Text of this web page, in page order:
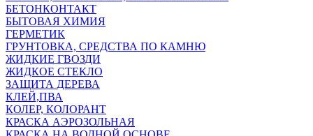
БЕТОНКОНТАКТ
БЫТОВАЯ ХИМИЯ
ГЕРМЕТИК
ГРУНТОВКА, СРЕДСТВА ПО КАМНЮ
ЖИДКИЕ ГВОЗДИ
ЖИДКОЕ СТЕКЛО
ЗАЩИТА ДЕРЕВА
КЛЕЙ,ПВА
КОЛЕР, КОЛОРАНТ
КРАСКА АЭРОЗОЛЬНАЯ